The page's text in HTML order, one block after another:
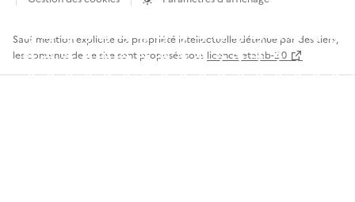
Sauf mention explicite de propriété intellectuelle détenue par des tiers,
les contenus de ce site sont proposés sous licence etalab-2.0